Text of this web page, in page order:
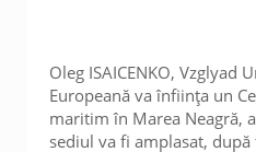
Oleg ISAICENKO, Vzglyad
Europeană va înființa un
maritim în Marea Neagră,
sediul va fi amplasat, după